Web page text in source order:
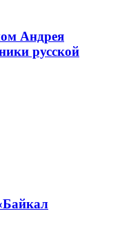
Андрея
русской